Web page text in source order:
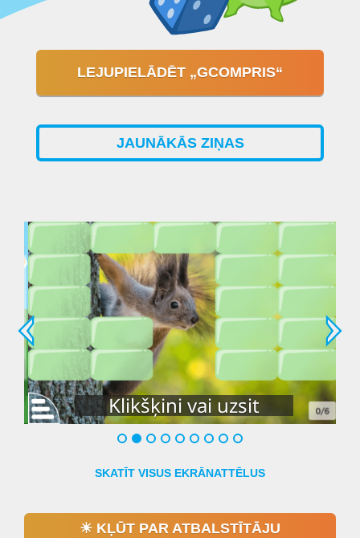
LEJUPIELĀDĒT „GCOMPRIS“
JAUNĀKĀS ZIŅAS
Klikšķini vai uzsit
SKATĪT VISUS EKRĀNATTĒLUS
☀ KĻŪT PAR ATBALSTĪTĀJU